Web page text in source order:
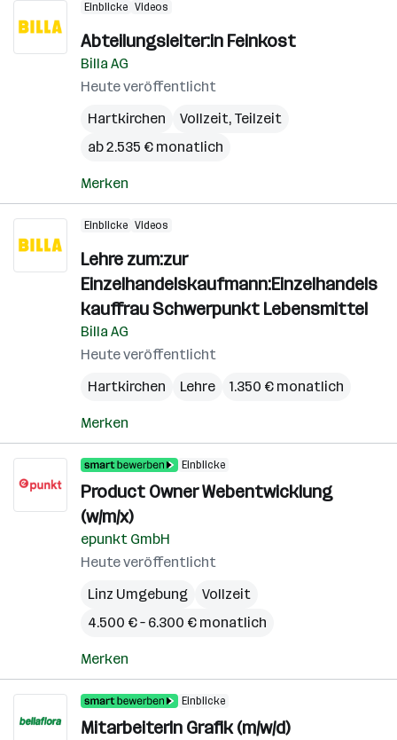
Einblicke Videos
Abteilungsleiter:in Feinkost
Billa AG
Heute veröffentlicht
Hartkirchen
Vollzeit, Teilzeit
ab 2.535 € monatlich
Merken
Einblicke Videos
Lehre zum:zur
Einzelhandelskaufmann:Einzelhandels
kauffrau Schwerpunkt Lebensmittel
Billa AG
Heute veröffentlicht
Hartkirchen
Lehre 1.350 € monatlich
Merken
Einblicke
Product Owner Webentwicklung
(w/m/x)
epunkt GmbH
Heute veröffentlicht
Linz Umgebung
Vollzeit
4.500 € – 6.300 € monatlich
Merken
Einblicke
MitarbeiterIn Grafik (m/w/d)